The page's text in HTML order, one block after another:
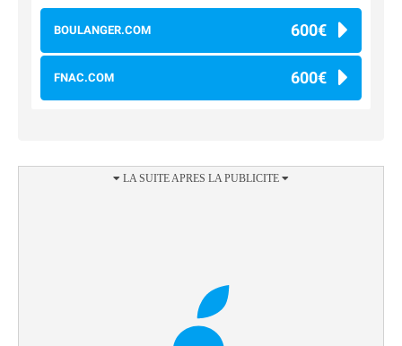
BOULANGER.COM 600€
FNAC.COM 600€